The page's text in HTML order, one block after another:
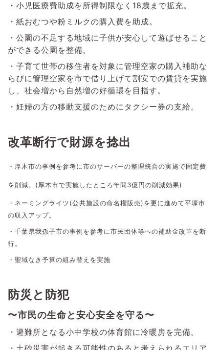
・小児医療費助成を所得制限なく18歳まで拡充。
・紙おむつや粉ミルクの購入費を助成。
・公園の不足する地域に子供が安心して遊ばせること
ができる公園を整備。
・子育て世帯の移住者を対象に管理空家の購入補助な
らびに管理空家を市で借り上げて割安での賃貸を実施
し、社会増から自然増の好循環を目指す。
・妊婦の方の移動支援のためにタクシー券の支給。
改革断行で財源を捻出
・厚木市の事例を参考に市のサーバーの整理統合の実施で固定費
を削減。 (厚木市で実施したところ年間3億円の削減効果)
・ネーミングライツ(公共施設の命名権販売)を更に進めて平塚市
の収入アップ。
・千葉県我孫子市の事例を参考に市民団体等への補助金改革を断
行。
・聖域なき予算の組み替えを実施
防災と防犯
〜市民の生命と安心安全を守る〜
・避難所となる小中学校の体育館に冷暖房を完備。
・土砂災害が起きる可能性のあると考えられるエリア